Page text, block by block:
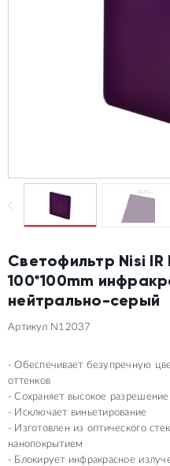
Светофильтр Nisi IR
100*100mm
нейтрально-серый
Артикул N12037
Обеспечивает безупречную
оттенков
Сохраняет высокое
Исключает виньетирование
Изготовлен из оптического
нанопокрытием
Блокирует инфракрасное